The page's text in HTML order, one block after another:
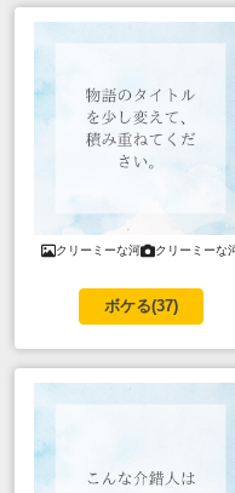
クリーミーな河 クリーミーな
ボケる(37)